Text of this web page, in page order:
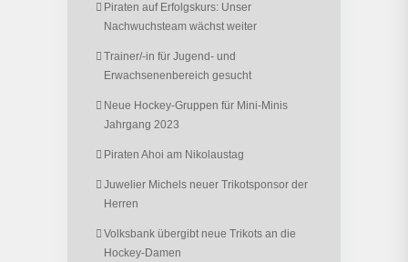
Piraten auf Erfolgskurs: Unser
Nachwuchsteam wächst weiter
Trainer/-in für Jugend- und
Erwachsenenbereich gesucht
Neue Hockey-Gruppen für Mini-Minis
Jahrgang 2023
Piraten Ahoi am Nikolaustag
Juwelier Michels neuer Trikotsponsor der
Herren
Volksbank übergibt neue Trikots an die
Hockey-Damen